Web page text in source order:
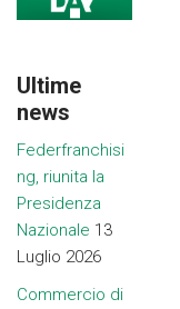
Ultime
news
Federfranchisi
ng, riunita la
Presidenza
Nazionale 13
Luglio 2026
Commercio di